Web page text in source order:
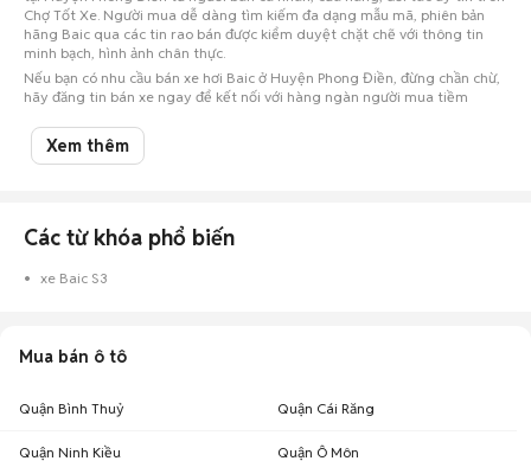
Chợ Tốt Xe. Người mua dễ dàng tìm kiếm đa dạng mẫu mã, phiên bản
hãng Baic qua các tin rao bán được kiểm duyệt chặt chẽ với thông tin
minh bạch, hình ảnh chân thực.
Nếu bạn có nhu cầu bán xe hơi Baic ở Huyện Phong Điền, đừng chần chừ,
hãy đăng tin bán xe ngay để kết nối với hàng ngàn người mua tiềm
Xem thêm
Các từ khóa phổ biến
xe Baic S3
Mua bán ô tô
Quận Bình Thuỷ Quận Cái Răng
Quận Ninh Kiều Quận Ô Môn